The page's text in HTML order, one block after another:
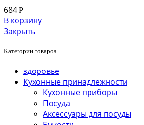
684 Р
В корзину
Закрыть
Категории товаров
здоровье
Кухонные принадлежности
Кухонные приборы
Посуда
Аксессуары для посуды